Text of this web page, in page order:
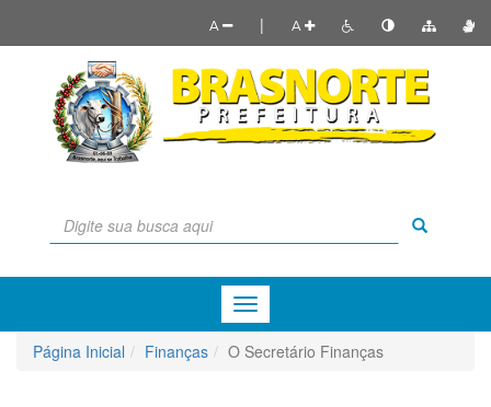
A | A
Menu
de
Navegação
Página Inicial Finanças O Secretário Finanças